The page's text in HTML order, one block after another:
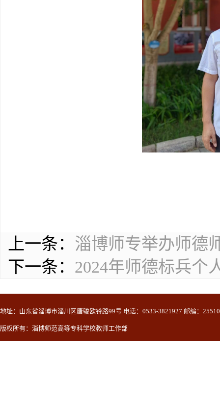
上一条： 淄博师专举办师德
下一条： 2024年师德标兵
地址：山东省淄博市淄川区唐骏欧铃路99号 电话：0533-3821927 邮编：
版权所有：淄博师范高等专科学校教师工作部